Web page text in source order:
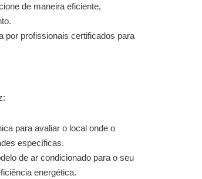
de maneira eficiente,
por profissionais certificados para
para avaliar o local onde o
específicas.
de ar condicionado para o seu
energética.